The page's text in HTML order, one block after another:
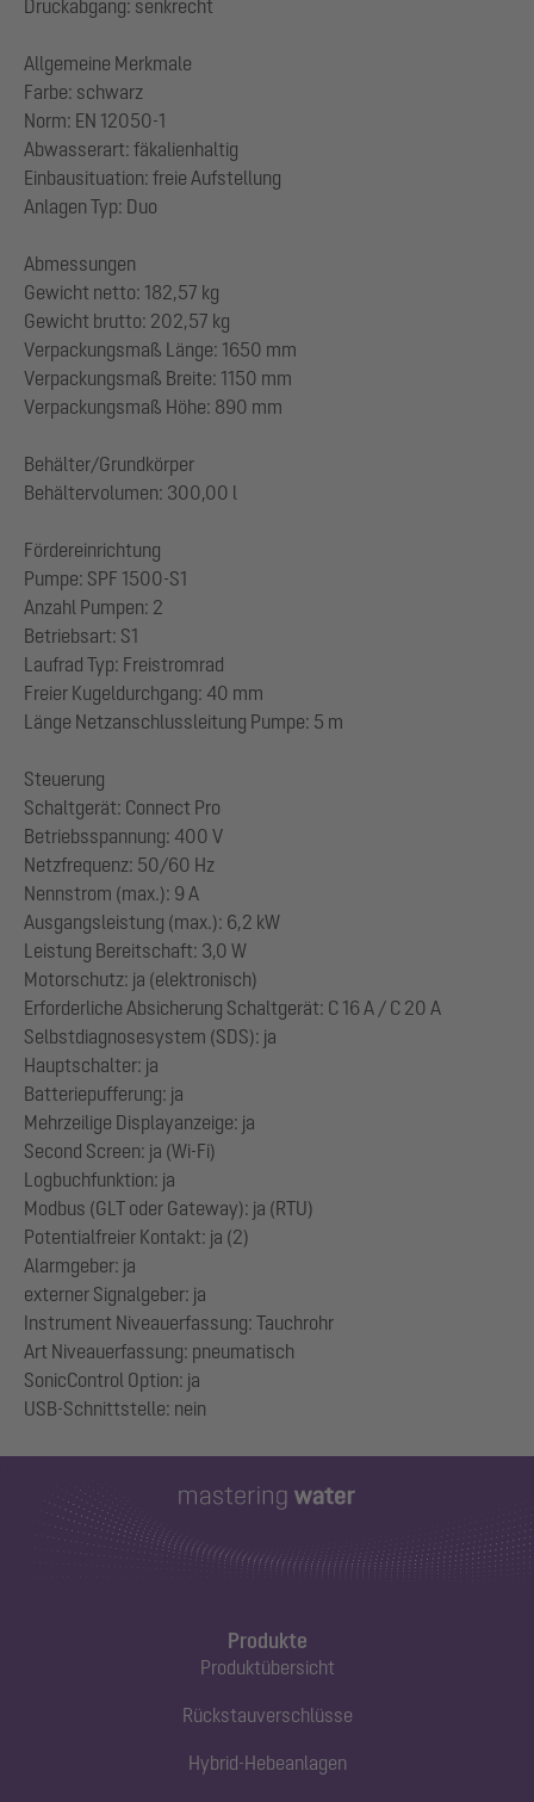
Druckabgang: senkrecht
Allgemeine Merkmale
Farbe: schwarz
Norm: EN 12050-1
Abwasserart: fäkalienhaltig
Einbausituation: freie Aufstellung
Anlagen Typ: Duo
Abmessungen
Gewicht netto: 182,57 kg
Gewicht brutto: 202,57 kg
Verpackungsmaß Länge: 1650 mm
Verpackungsmaß Breite: 1150 mm
Verpackungsmaß Höhe: 890 mm
Behälter/Grundkörper
Behältervolumen: 300,00 l
Fördereinrichtung
Pumpe: SPF 1500-S1
Anzahl Pumpen: 2
Betriebsart: S1
Laufrad Typ: Freistromrad
Freier Kugeldurchgang: 40 mm
Länge Netzanschlussleitung Pumpe: 5 m
Steuerung
Schaltgerät: Connect Pro
Betriebsspannung: 400 V
Netzfrequenz: 50/60 Hz
Nennstrom (max.): 9 A
Ausgangsleistung (max.): 6,2 kW
Leistung Bereitschaft: 3,0 W
Motorschutz: ja (elektronisch)
Erforderliche Absicherung Schaltgerät: C 16 A / C 20 A
Selbstdiagnosesystem (SDS): ja
Hauptschalter: ja
Batteriepufferung: ja
Mehrzeilige Displayanzeige: ja
Second Screen: ja (Wi-Fi)
Logbuchfunktion: ja
Modbus (GLT oder Gateway): ja (RTU)
Potentialfreier Kontakt: ja (2)
Alarmgeber: ja
externer Signalgeber: ja
Instrument Niveauerfassung: Tauchrohr
Art Niveauerfassung: pneumatisch
SonicControl Option: ja
Produkte
Produktübersicht
Rückstauverschlüsse
Hybrid-Hebeanlagen